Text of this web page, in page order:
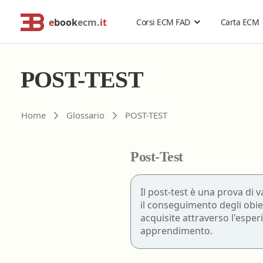
ebookecm.it Corsi ECM FAD
Catalogo Generale
Educatore professionale
Carta ECM
Professionisti della salute
Estensione validità corsi ECM
Rimborso corsi ECM
Risoluzione problemi
Problemi accesso ebookecm.it
Recupero email
Sostituzione password
- Domande frequenti
Cerca corsi ECM o altro
POST-TEST
Home Glossario POST-TEST
Post-Test
Il post-test è una prova di
il conseguimento degli
acquisite attraverso
apprendimento.